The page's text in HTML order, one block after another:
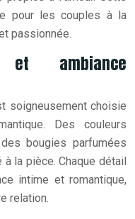
pour les couples à la
passionnée.
et ambiance
soigneusement choisie
Des couleurs
bougies parfumées
la pièce. Chaque détail
intime et romantique,
relation.